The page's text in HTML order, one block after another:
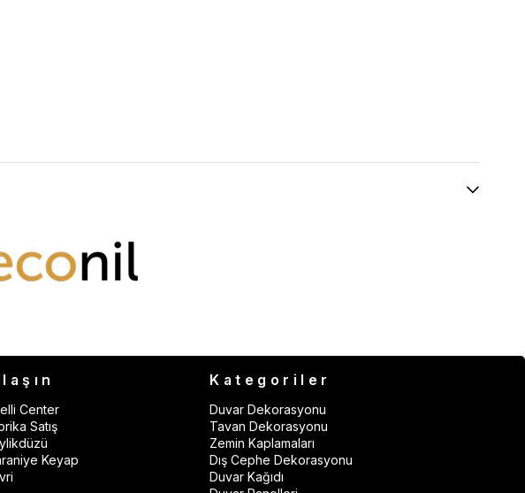
Center
Satış
Keyap
Kategoriler
Duvar Dekorasyonu
Tavan Dekorasyonu
Zemin Kaplamaları
Dış Cephe Dekorasyonu
Duvar Kağıdı